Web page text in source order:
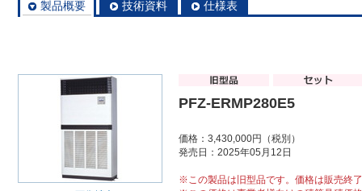
製品概要 技術資料 仕様表
PFZ-ERMP280E5
価格：3,430,000円（税別）
発売日：2025年05月12日
※この製品は旧型品です。価格は販売終